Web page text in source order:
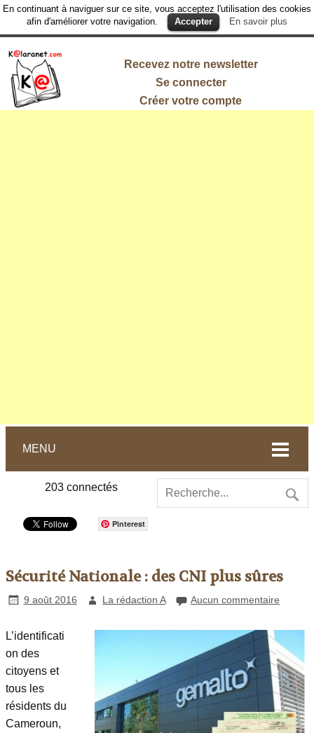
En continuant à naviguer sur ce site, vous acceptez l'utilisation des cookies
afin d'améliorer votre navigation.
Accepter En savoir plus
Recevez notre newsletter
Se connecter
Créer votre compte
MENU
203 connectés
Pinterest
Sécurité Nationale : des CNI plus sûres
9 août 2016 La rédaction A Aucun commentaire
L’identificati
on des
citoyens et
tous les
résidents du
Cameroun,